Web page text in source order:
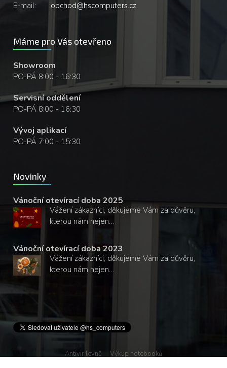
E-mail:
obchod@hscomputers.cz
Máme pro Vás otevřeno
Showroom
PO-PÁ 8:00 - 16:30
Servisní oddělení
PO-PÁ 8:00 - 16:30
Vývoj aplikací
PO-PÁ 7:00 - 15:30
Novinky
Vánoční otevírací doba 2025
Vážení zákazníci, děkujeme Vám za důvěru,
kterou nám nejen…
Vánoční otevírací doba 2023
Vážení zákazníci, děkujeme Vám za důvěru,
kterou nám nejen…
Antivir levně Výkup notebooků